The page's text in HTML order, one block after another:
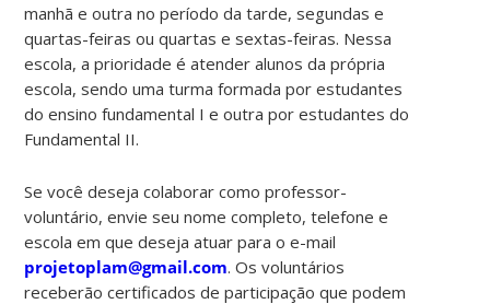
manhã e outra no período da tarde, segundas e
quartas-feiras ou quartas e sextas-feiras. Nessa
escola, a prioridade é atender alunos da própria
escola, sendo uma turma formada por estudantes
do ensino fundamental I e outra por estudantes do
Fundamental II.
Se você deseja colaborar como professor-
voluntário, envie seu nome completo, telefone e
escola em que deseja atuar para o e-mail
projetoplam@gmail.com. Os voluntários
receberão certificados de participação que podem